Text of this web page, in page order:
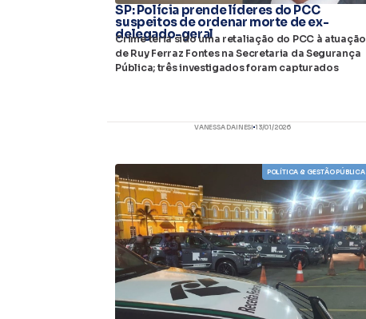
SP: Polícia prende líderes do PCC
suspeitos de ordenar morte de ex-
delegado-geral
Crime teria sido uma retaliação do PCC à atuação
de Ruy Ferraz Fontes na Secretaria da Segurança
Pública; três investigados foram capturados
VANESSA DAINESI 13/01/2026
POLÍTICA & GESTÃO PÚBLICA